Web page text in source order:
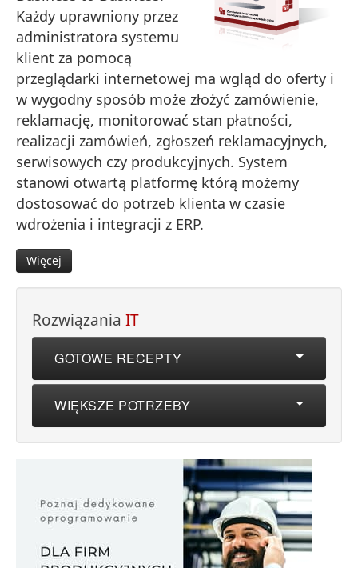
Każdy uprawniony przez
administratora systemu
klient za pomocą
przeglądarki internetowej ma wgląd do oferty i
w wygodny sposób może złożyć zamówienie,
reklamację, monitorować stan płatności,
realizacji zamówień, zgłoszeń reklamacyjnych,
serwisowych czy produkcyjnych. System
stanowi otwartą platformę którą możemy
dostosować do potrzeb klienta w czasie
wdrożenia i integracji z ERP.
Więcej
Rozwiązania IT
GOTOWE RECEPTY
WIĘKSZE POTRZEBY